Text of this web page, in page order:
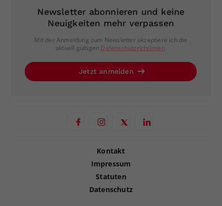
Newsletter abonnieren und keine
Neuigkeiten mehr verpassen
Mit der Anmeldung zum Newsletter akzeptiere ich die
aktuell gültigen Datenschutzrichtlinien.
Jetzt anmelden
Kontakt
Impressum
Statuten
Datenschutz